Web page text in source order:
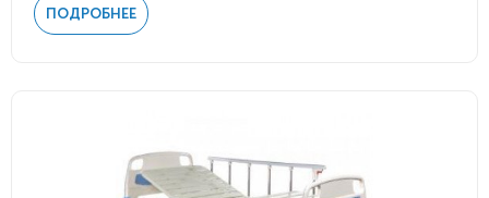
ПОДРОБНЕЕ